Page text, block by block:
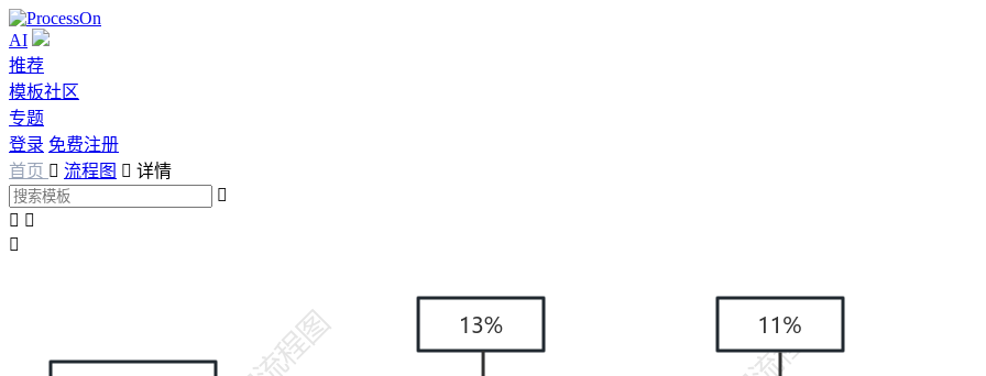
AI
推荐
模板社区
专题
登录 免费注册
首页  流程图  详情

 
